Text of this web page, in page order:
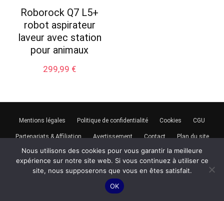
Roborock Q7 L5+
robot aspirateur
laveur avec station
pour animaux
299,99 €
Mentions légales Politique de confidentialité Cookies CGU
Partenariats & Affiliation Avertissement Contact Plan du site
Publicité — Partenariat rémunéré :robotaspirateur-laveur.fr
contient des liens d'affiliation. En tant que Partenaire Amazon, je
réalise un bénéfice sur les achats remplissant les conditions
Le prix payé reste rigoureusement identique pour vous.
Nous utilisons des cookies pour vous garantir la meilleure
expérience sur notre site web. Si vous continuez à utiliser ce
site, nous supposerons que vous en êtes satisfait.
OK